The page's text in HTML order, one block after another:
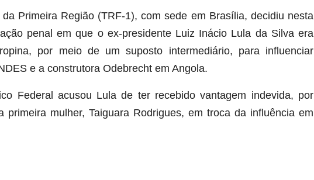
Primeira Região (TRF-1), com sede em Brasília, decidiu nesta
penal em que o ex-presidente Luiz Inácio Lula da Silva era
por meio de um suposto intermediário, para influenciar
e a construtora Odebrecht em Angola.
Federal acusou Lula de ter recebido vantagem indevida, por
primeira mulher, Taiguara Rodrigues, em troca da influência em